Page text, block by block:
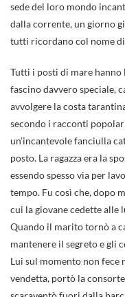
sede del loro mondo
dalla corrente, un giorno
tutti ricordano col nome di
Tutti i posti di mare hanno
fascino davvero speciale,
avvolgere la costa
secondo i racconti
un’incantevole fanciulla
posto. La ragazza era la
essendo spesso via per
tempo. Fu così che, dopo
cui la giovane cedette alle
Quando il marito tornò a
mantenere il segreto e gli
Lui sul momento non fece
vendetta, portò la